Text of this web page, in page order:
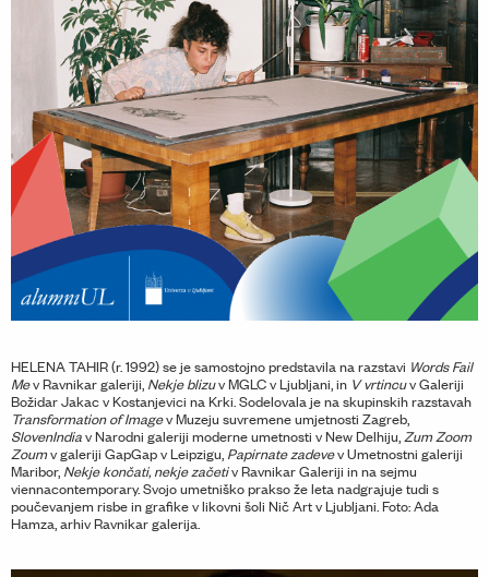
HELENA TAHIR (r. 1992) se je samostojno predstavila na razstavi Words Fail
Mev Ravnikar galeriji, Nekje blizuv MGLC v Ljubljani, in V vrtincuv Galeriji
Božidar Jakac v Kostanjevici na Krki. Sodelovala je na skupinskih razstavah
Transformation of Imagev Muzeju suvremene umjetnosti Zagreb,
SlovenIndiav Narodni galeriji moderne umetnosti v New Delhiju,Zum Zoom
Zoumv galeriji GapGap v Leipzigu, Papirnate zadevev Umetnostni galeriji
Maribor, Nekje končati, nekje začetiv Ravnikar Galeriji in na sejmu
viennacontemporary. Svojo umetniško prakso že leta nadgrajuje tudi s
poučevanjem risbe in grafike v likovni šoli Nič Art v Ljubljani. Foto: Ada
Hamza, arhiv Ravnikar galerija.